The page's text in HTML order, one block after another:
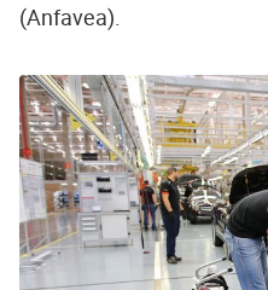
(Anfavea).